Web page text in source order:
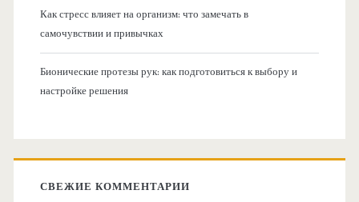
Как стресс влияет на организм: что замечать в
самочувствии и привычках
Бионические протезы рук: как подготовиться к выбору и
настройке решения
СВЕЖИЕ КОММЕНТАРИИ